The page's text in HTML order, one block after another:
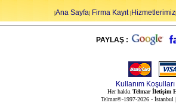
|Ana Sayfa| Firma Kayıt|Hizmetlerimiz|
PAYLAŞ :
Kullanım Koşulları
Her hakkı Telmar İletişim
Telmar©-1997-2026 -